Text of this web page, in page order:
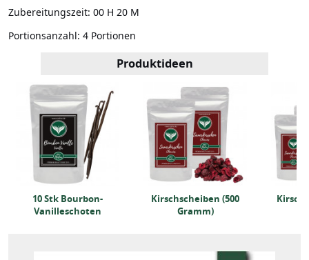
Zubereitungszeit: 00 H 20 M
Portionsanzahl: 4 Portionen
Produktideen
10 Stk Bourbon-
Vanilleschoten
Kirschscheiben (500
Gramm)